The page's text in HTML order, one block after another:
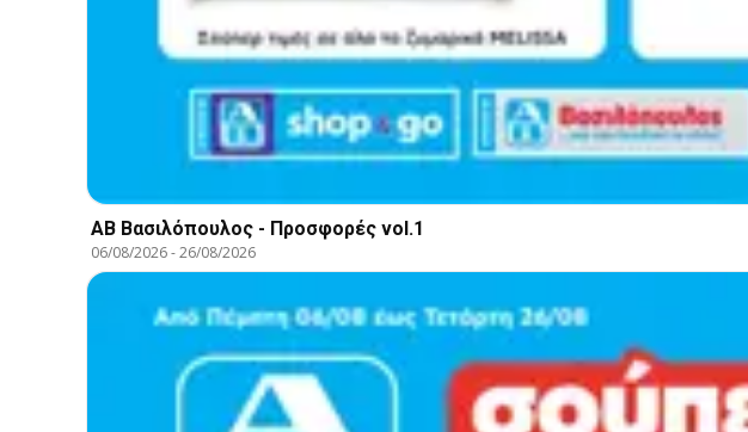
ΑΒ Βασιλόπουλος - Προσφορές vol.1
06/08/2026-26/08/2026